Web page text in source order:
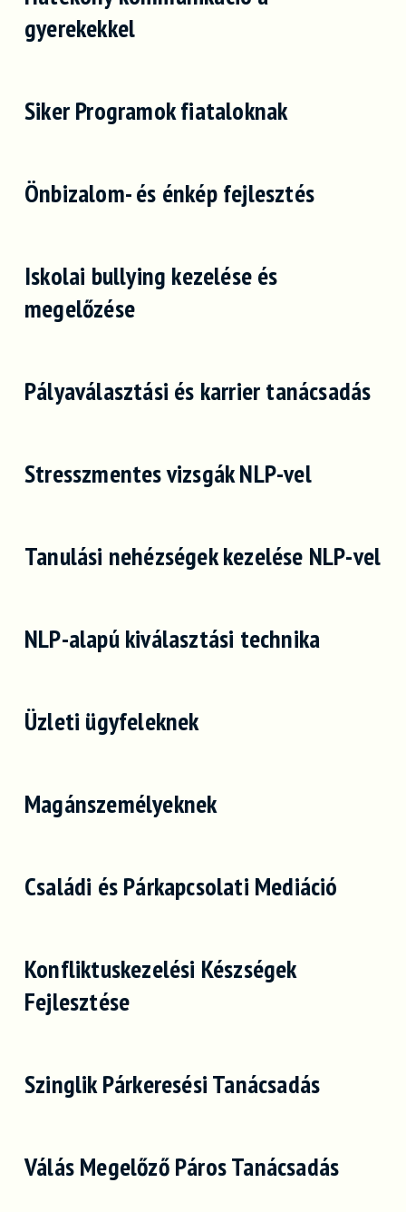
gyerekekkel
Siker Programok fiataloknak
Önbizalom- és énkép fejlesztés
Iskolai bullying kezelése és
megelőzése
Pályaválasztási és karrier tanácsadás
Stresszmentes vizsgák NLP-vel
Tanulási nehézségek kezelése NLP-vel
NLP-alapú kiválasztási technika
Üzleti ügyfeleknek
Magánszemélyeknek
Családi és Párkapcsolati Mediáció
Konfliktuskezelési Készségek
Fejlesztése
Szinglik Párkeresési Tanácsadás
Válás Megelőző Páros Tanácsadás